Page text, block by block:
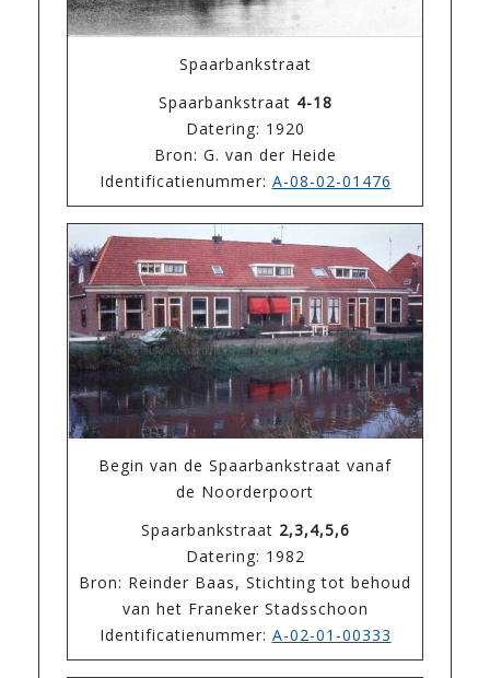
Spaarbankstraat
Spaarbankstraat 4-18
Datering: 1920
Bron: G. van der Heide
Identificatienummer: A-08-02-01476
Begin van de Spaarbankstraat vanaf
de Noorderpoort
Spaarbankstraat 2,3,4,5,6
Datering: 1982
Bron: Reinder Baas, Stichting tot behoud
van het Franeker Stadsschoon
Identificatienummer: A-02-01-00333